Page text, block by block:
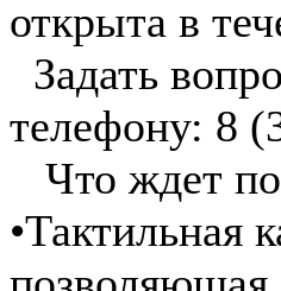
открыта в
Задать
телефону: 8
Что ждет
•Тактильная